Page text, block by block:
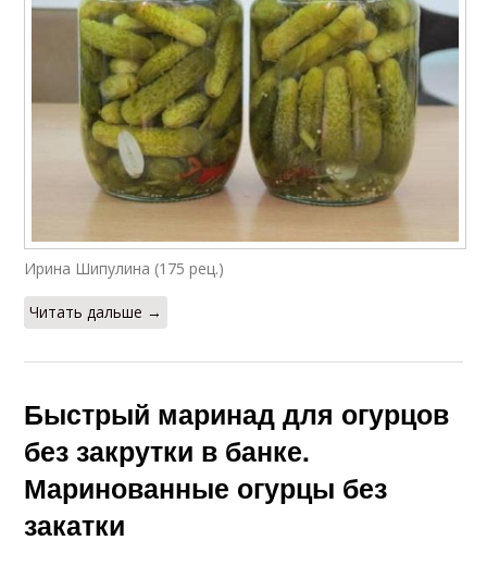
Ирина Шипулина (175 рец.)
Читать дальше →
Быстрый маринад для огурцов
без закрутки в банке.
Маринованные огурцы без
закатки